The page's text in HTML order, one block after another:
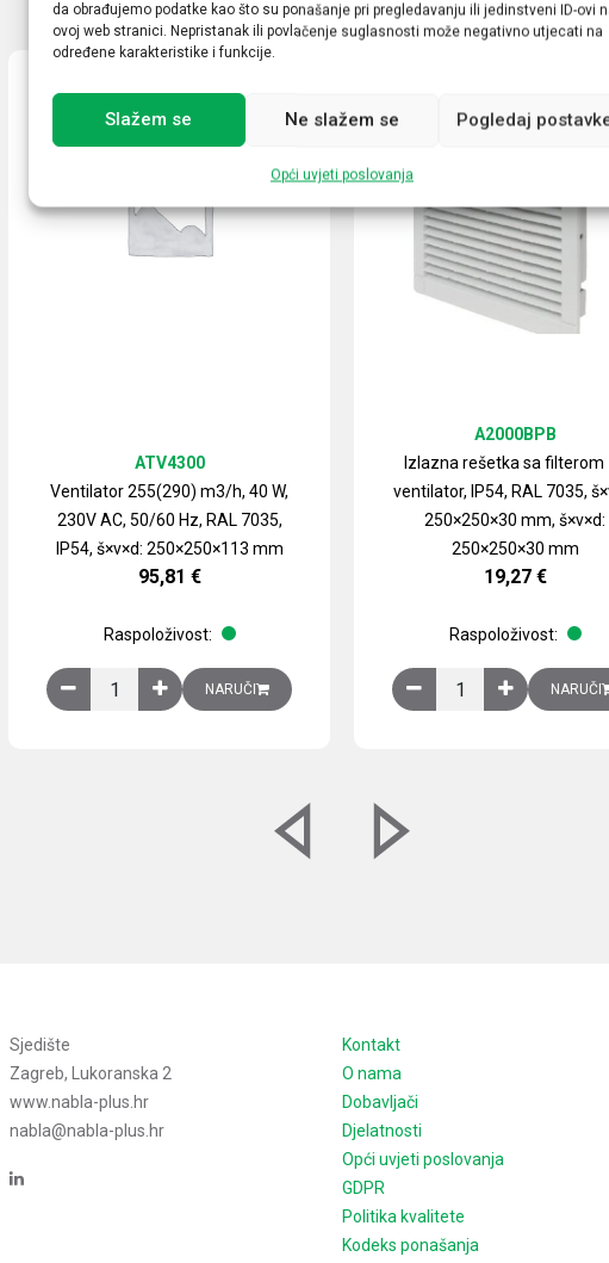
da obrađujemo podatke kao što su ponašanje pri pregledavanju ili jedinstveni ID-ovi
ovoj web stranici. Nepristanak ili povlačenje suglasnosti može negativno utjecati na
određene karakteristike i funkcije.
Slažem se Ne slažem se Pogledaj
Opći uvjeti poslovanja
galvanizirani čelični lim količina
Ventilator 255(290) m3/h, 40 W,
230V AC, 50/60 Hz, RAL 7035,
IP54, š×v×d: 250×250×113 mm
ATV4300
95,81 €
Raspoloživost:
Ventilator 255(290) m3/h, 40 W, 230V AC, 50/60 Hz, RAL 7035,
NARUČI
Izlazna rešetka sa filterom
ventilator, IP54, RAL 7035,
250×250×30 mm, š×v×d:
250×250×30 mm
A2000BPB
19,27 €
Raspoloživost:
Izlazna rešetka saNARUČI
Sjedište
Zagreb, Lukoranska 2
www.nabla-plus.hr
nabla@nabla-plus.hr
Kontakt
O nama
Dobavljači
Djelatnosti
Opći uvjeti poslovanja
GDPR
Politika kvalitete
Kodeks ponašanja